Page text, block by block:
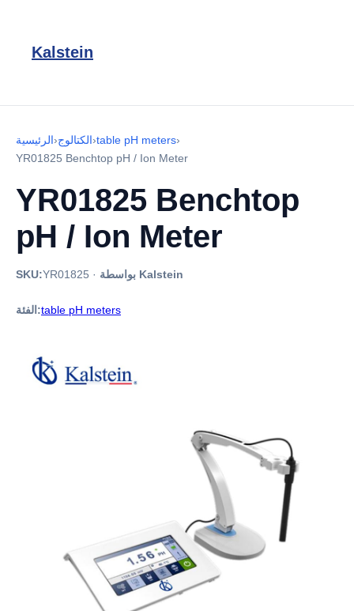
Kalstein
الرئيسية›الكتالوج›table pH meters›
YR01825 Benchtop pH / Ion Meter
YR01825 Benchtop
pH / Ion Meter
SKU:YR01825 · بواسطة Kalstein
الفئة:table pH meters